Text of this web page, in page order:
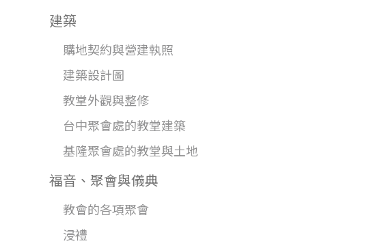
建築
購地契約與營建執照
建築設計圖
教堂外觀與整修
台中聚會處的教堂建築
基隆聚會處的教堂與土地
福音、聚會與儀典
教會的各項聚會
浸禮